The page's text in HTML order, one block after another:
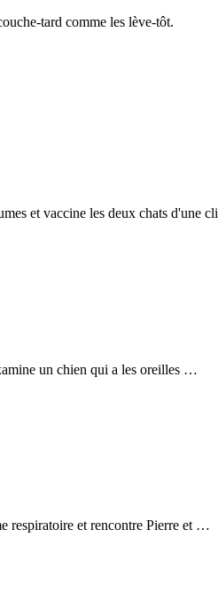
tard comme les lève-tôt.
et vaccine les deux chats d'une cli
un chien qui a les oreilles …
respiratoire et rencontre Pierre et …